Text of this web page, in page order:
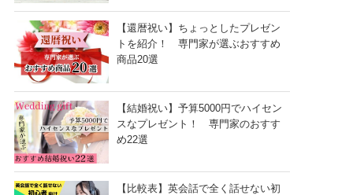
【還暦祝い】ちょっとしたプレゼン
トを紹介！ 専門家が選ぶおすすめ
商品20選
【結婚祝い】予算5000円でハイセン
スなプレゼント！ 専門家のおすす
め22選
【比較表】英会話で全く話せない初